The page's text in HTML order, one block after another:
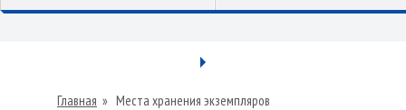
Главная » Места хранения экземпляров